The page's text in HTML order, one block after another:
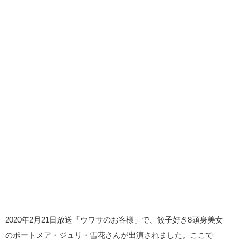
2020年2月21日放送「ウワサのお客様」で、餃子好き8頭身美女
のボートメア・ジュリ・雪花さんが出演されました。ここで